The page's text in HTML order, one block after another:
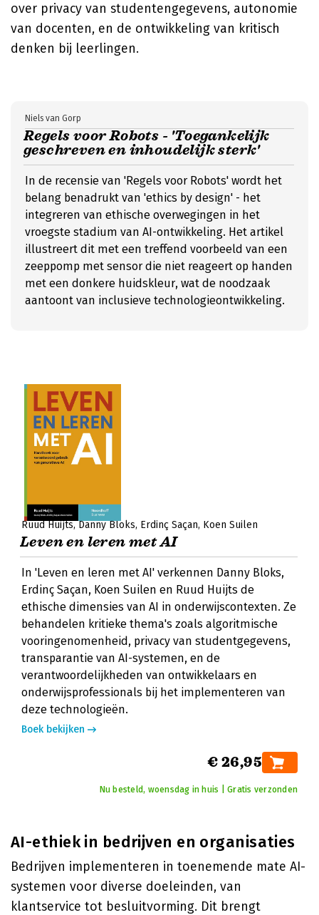
over privacy van studentengegevens, autonomie
van docenten, en de ontwikkeling van kritisch
denken bij leerlingen.
Regels voor Robots - 'Toegankelijk
geschreven en inhoudelijk sterk'
Niels van Gorp
In de recensie van 'Regels voor Robots' wordt het
belang benadrukt van 'ethics by design' - het
integreren van ethische overwegingen in het
vroegste stadium van AI-ontwikkeling. Het artikel
illustreert dit met een treffend voorbeeld van een
zeeppomp met sensor die niet reageert op handen
met een donkere huidskleur, wat de noodzaak
aantoont van inclusieve technologieontwikkeling.
Ruud Huijts Danny Bloks Erdinç Saçan Koen Suilen
Leven en leren met AI
In 'Leven en leren met AI' verkennen Danny Bloks,
Erdinç Saçan, Koen Suilen en Ruud Huijts de
ethische dimensies van AI in onderwijscontexten. Ze
behandelen kritieke thema's zoals algoritmische
vooringenomenheid, privacy van studentgegevens,
transparantie van AI-systemen, en de
verantwoordelijkheden van ontwikkelaars en
onderwijsprofessionals bij het implementeren van
deze technologieën.
Boek bekijken
€ 26,95
Nu besteld, woensdag in huis | Gratis verzonden
AI-ethiek in bedrijven en organisaties
Bedrijven implementeren in toenemende mate AI-
systemen voor diverse doeleinden, van
klantservice tot besluitvorming. Dit brengt